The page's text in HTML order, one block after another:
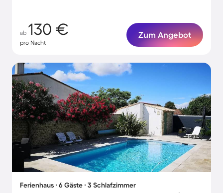
ab 130 €
pro Nacht
Zum Angebot
Ferienhaus ∙ 6 Gäste ∙ 3 Schlafzimmer